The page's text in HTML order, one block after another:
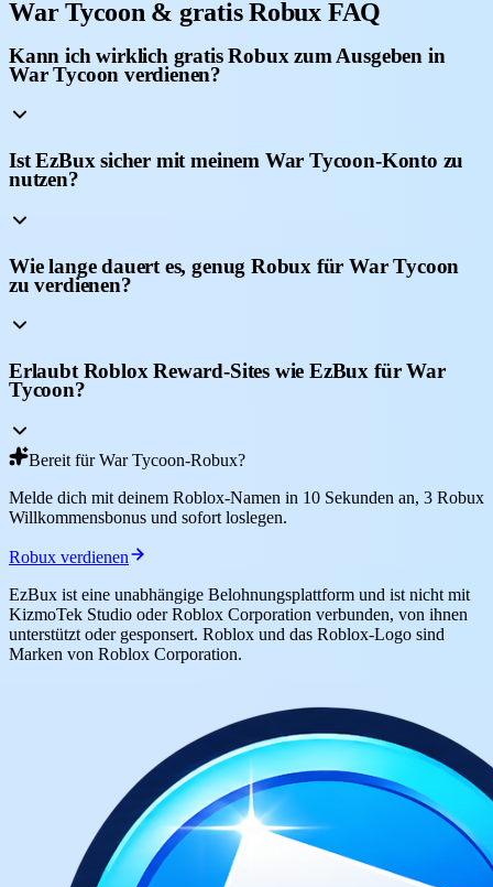
War Tycoon & gratis Robux FAQ
Kann ich wirklich gratis Robux zum Ausgeben in
War Tycoon verdienen?
Ist EzBux sicher mit meinem War Tycoon-Konto zu
nutzen?
Wie lange dauert es, genug Robux für War Tycoon
zu verdienen?
Erlaubt Roblox Reward-Sites wie EzBux für War
Tycoon?
Bereit für War Tycoon-Robux?
Melde dich mit deinem Roblox-Namen in 10 Sekunden an, 3 Robux
Willkommensbonus und sofort loslegen.
Robux verdienen
EzBux ist eine unabhängige Belohnungsplattform und ist nicht mit
KizmoTek Studio oder Roblox Corporation verbunden, von ihnen
unterstützt oder gesponsert. Roblox und das Roblox-Logo sind
Marken von Roblox Corporation.